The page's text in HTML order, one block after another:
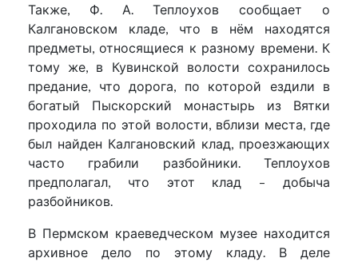
Также, Ф. А. Теплоухов сообщает о
Калгановском кладе, что в нём находятся
предметы, относящиеся к разному времени. К
тому же, в Кувинской волости сохранилось
предание, что дорога, по которой ездили в
богатый Пыскорский монастырь из Вятки
проходила по этой волости, вблизи места, где
был найден Калгановский клад, проезжающих
часто грабили разбойники. Теплоухов
предполагал, что этот клад – добыча
разбойников.
В Пермском краеведческом музее находится
архивное дело по этому кладу. В деле